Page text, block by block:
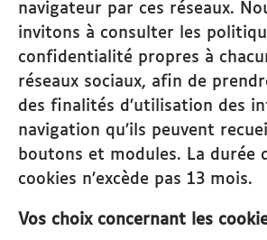
navigateur par ces réseaux.
invitons à consulter les
confidentialité propres à
réseaux sociaux, afin de
des finalités d’utilisation des
navigation qu’ils peuvent
boutons et modules. La durée
cookies n’excède pas 13 mois.
Vos choix concernant les